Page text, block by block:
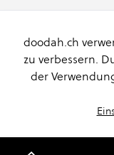
doodah.ch
zu verbessern.
der